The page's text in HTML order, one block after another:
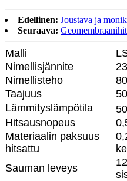
Edellinen: Joustava ja
Seuraava:
Malli
Nimellisjännite
Nimellisteho
Taajuus
Lämmityslämpötila
Hitsausnopeus
Materiaalin paksuus
hitsattu
Sauman leveys